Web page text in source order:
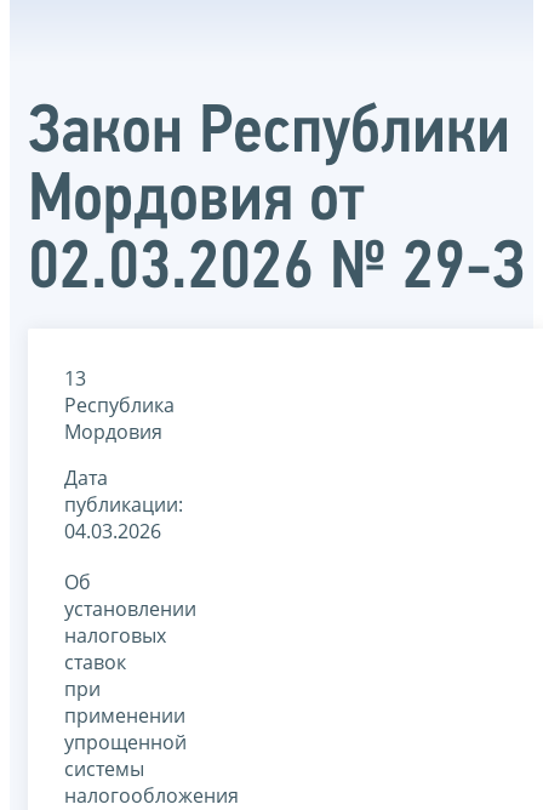
Закон Республики
Мордовия от
02.03.2026 № 29-З
13
Республика
Мордовия
Дата
публикации:
04.03.2026
Об
установлении
налоговых
ставок
при
применении
упрощенной
системы
налогообложения